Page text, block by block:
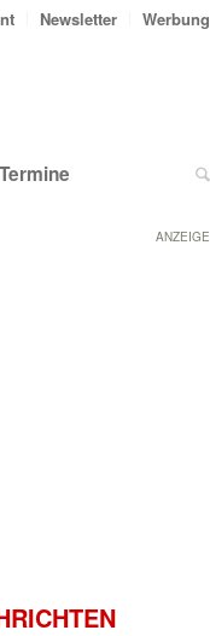
Newsletter Werbung
Termine
ANZEIGE